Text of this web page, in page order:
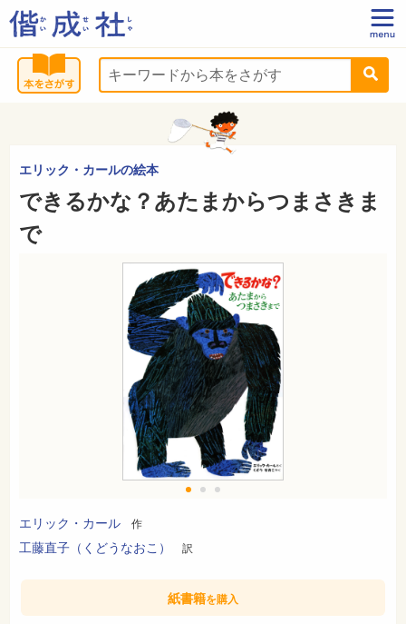
エリック・カールの絵本
できるかな？あたまからつまさきま
で
エリック・カール 作
工藤直子（くどうなおこ） 訳
紙書籍を購入